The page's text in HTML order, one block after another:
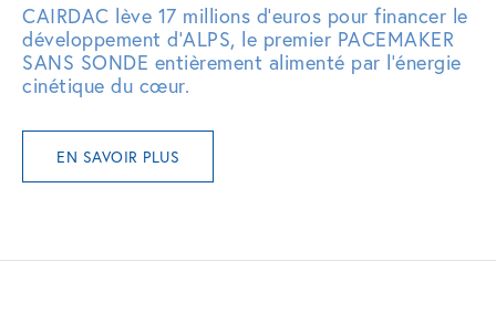
CAIRDAC lève 17 millions d’euros pour financer le
développement d’ALPS, le premier PACEMAKER
SANS SONDE entièrement alimenté par l’énergie
cinétique du cœur.
EN SAVOIR PLUS